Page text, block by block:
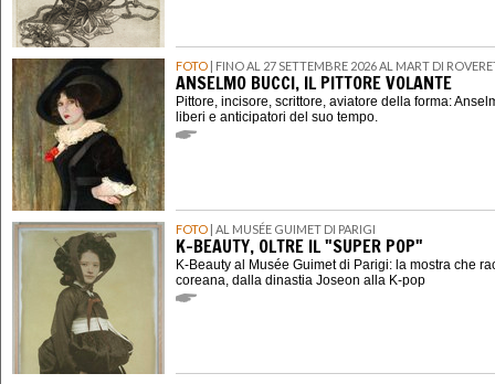
FOTO | FINO AL 27 SETTEMBRE 2026 AL MART DI
ANSELMO BUCCI, IL PITTORE VOLANTE
Pittore, incisore, scrittore, aviatore della forma:
liberi e anticipatori del suo tempo.
FOTO | AL MUSÉE GUIMET DI PARIGI
K-BEAUTY, OLTRE IL "SUPER POP"
K-Beauty al Musée Guimet di Parigi: la mostra che
coreana, dalla dinastia Joseon alla K-pop